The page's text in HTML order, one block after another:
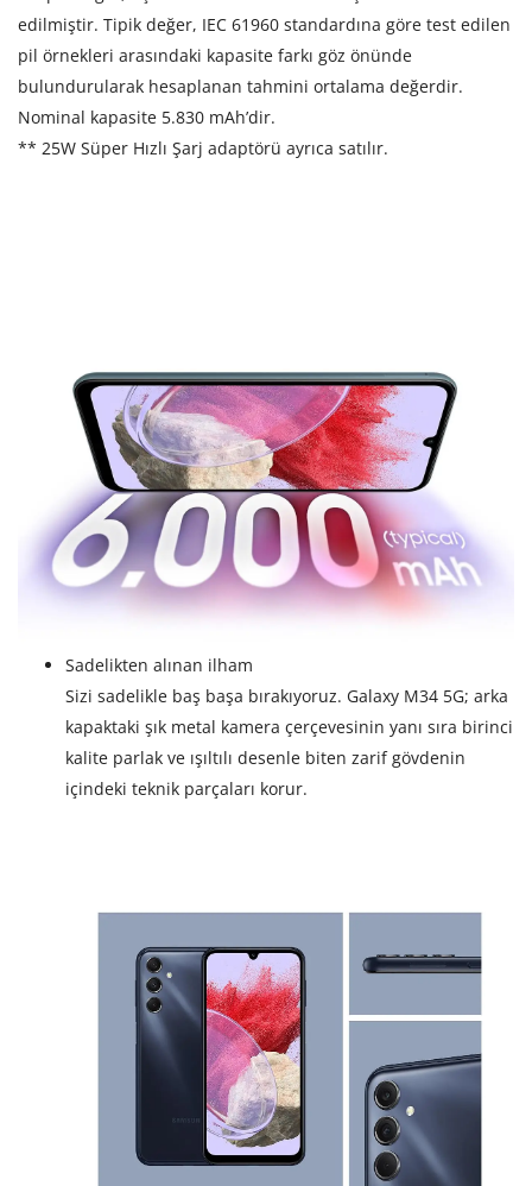
edilmiştir. Tipik değer, IEC 61960 standardına göre test edilen
pil örnekleri arasındaki kapasite farkı göz önünde
bulundurularak hesaplanan tahmini ortalama değerdir.
Nominal kapasite 5.830 mAh’dir.
** 25W Süper Hızlı Şarj adaptörü ayrıca satılır.
Sadelikten alınan ilham
Sizi sadelikle baş başa bırakıyoruz. Galaxy M34 5G; arka
kapaktaki şık metal kamera çerçevesinin yanı sıra birinci
kalite parlak ve ışıltılı desenle biten zarif gövdenin
içindeki teknik parçaları korur.